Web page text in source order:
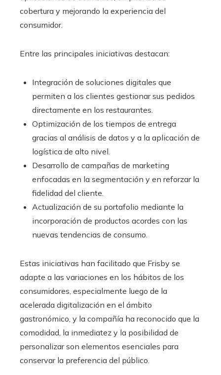
cobertura y mejorando la experiencia del
consumidor.
Entre las principales iniciativas destacan:
Integración de soluciones digitales que
permiten a los clientes gestionar sus pedidos
directamente en los restaurantes.
Optimización de los tiempos de entrega
gracias al análisis de datos y a la aplicación de
logística de alto nivel.
Desarrollo de campañas de marketing
enfocadas en la segmentación y en reforzar la
fidelidad del cliente.
Actualización de su portafolio mediante la
incorporación de productos acordes con las
nuevas tendencias de consumo.
Estas iniciativas han facilitado que Frisby se
adapte a las variaciones en los hábitos de los
consumidores, especialmente luego de la
acelerada digitalización en el ámbito
gastronómico, y la compañía ha reconocido que la
comodidad, la inmediatez y la posibilidad de
personalizar son elementos esenciales para
conservar la preferencia del público.